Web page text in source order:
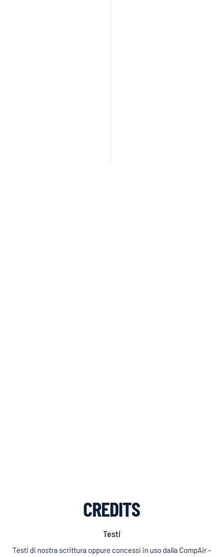
CREDITS
Testi
Testi di nostra scrittura oppure concessi in uso dalla CompAir -